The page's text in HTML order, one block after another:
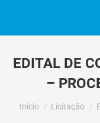
EDITAL DE
–
Você está aqui:
Início Licitação